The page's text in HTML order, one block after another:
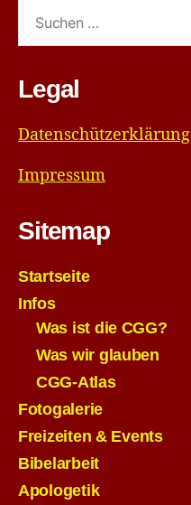
nach:
Legal
Datenschützerklärung
Impressum
Sitemap
Startseite
Infos
Was ist die CGG?
Was wir glauben
CGG-Atlas
Fotogalerie
Freizeiten & Events
Bibelarbeit
Apologetik